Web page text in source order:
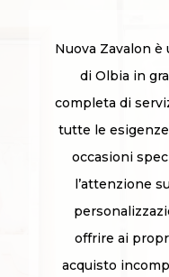
Nuova Zavalon
di Olbia in
completa di
tutte le
occasioni
l’attenzione
offrire ai
acquisto